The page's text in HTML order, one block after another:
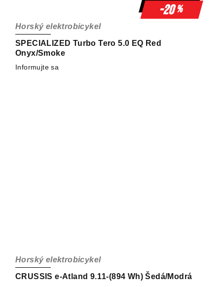
-20%
SPECIALIZED Turbo Tero 5.0 EQ Red
Onyx/Smoke
Horský elektrobicykel
Informujte sa
CRUSSIS e-Atland 9.11-(894 Wh) Šedá/Modrá
Horský elektrobicykel